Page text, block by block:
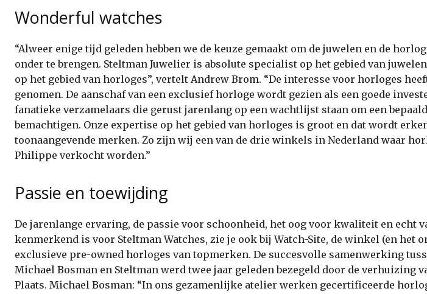
Wonderful watches
“Alweer enige tijd geleden hebben we de keuze gemaakt om de juwelen en de
onder te brengen. Steltman Juwelier is absolute specialist op het gebied van
op het gebied van horloges”, vertelt Andrew Brom. “De interesse voor horloges
genomen. De aanschaf van een exclusief horloge wordt gezien als een goede
fanatieke verzamelaars die gerust jarenlang op een wachtlijst staan om een
bemachtigen. Onze expertise op het gebied van horloges is groot en dat wordt
toonaangevende merken. Zo zijn wij een van de drie winkels in Nederland waar
Philippe verkocht worden.”
Passie en toewijding
De jarenlange ervaring, de passie voor schoonheid, het oog voor kwaliteit en echt
kenmerkend is voor Steltman Watches, zie je ook bij Watch-Site, de winkel (en het
exclusieve pre-owned horloges van topmerken. De succesvolle samenwerking
Michael Bosman en Steltman werd twee jaar geleden bezegeld door de verhuizing
Plaats. Michael Bosman: “In ons gezamenlijke atelier werken gecertificeerde